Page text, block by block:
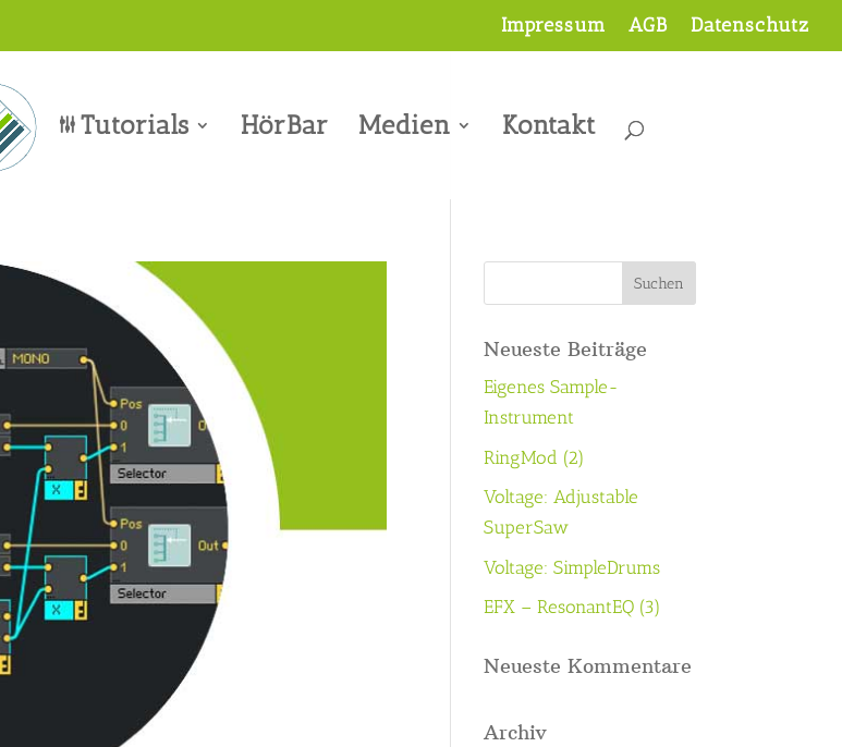
Impressum AGB Datenschutz
Tutorials HörBar Medien Kontakt
Neueste Beiträge
Eigenes Sample-
Instrument
RingMod (2)
Voltage: Adjustable
SuperSaw
Voltage: SimpleDrums
EFX – ResonantEQ (3)
Neueste Kommentare
Archiv